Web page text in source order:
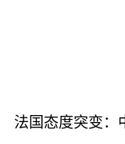
法国态度突变：